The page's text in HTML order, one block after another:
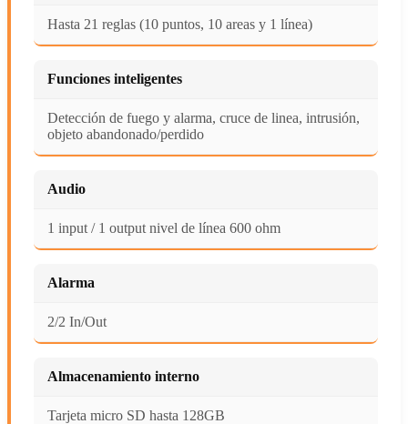
Hasta 21 reglas (10 puntos, 10 areas y 1 línea)
Funciones inteligentes
Detección de fuego y alarma, cruce de linea, intrusión,
objeto abandonado/perdido
Audio
1 input / 1 output nivel de línea 600 ohm
Alarma
2/2 In/Out
Almacenamiento interno
Tarjeta micro SD hasta 128GB